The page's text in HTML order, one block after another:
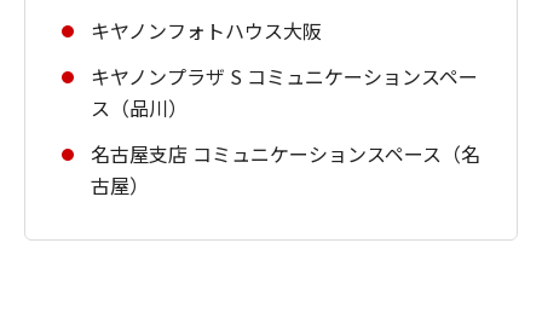
キヤノンフォトハウス大阪
キヤノンプラザ S コミュニケーションスペー
ス（品川）
名古屋支店 コミュニケーションスペース（名
古屋）